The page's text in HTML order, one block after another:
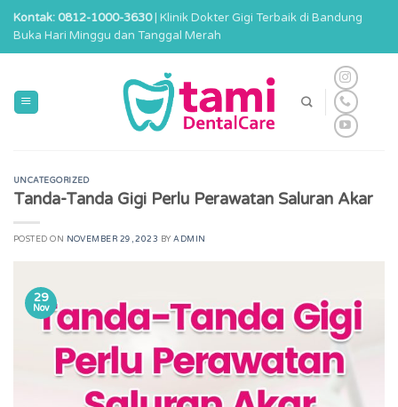
Skip
content
Kontak: 0812-1000-3630| Klinik Dokter Gigi Terbaik di Bandung
Buka Hari Minggu dan Tanggal Merah
UNCATEGORIZED
Tanda-Tanda Gigi Perlu Perawatan Saluran Akar
POSTED ON NOVEMBER 29, 2023 BYADMIN
29
Nov